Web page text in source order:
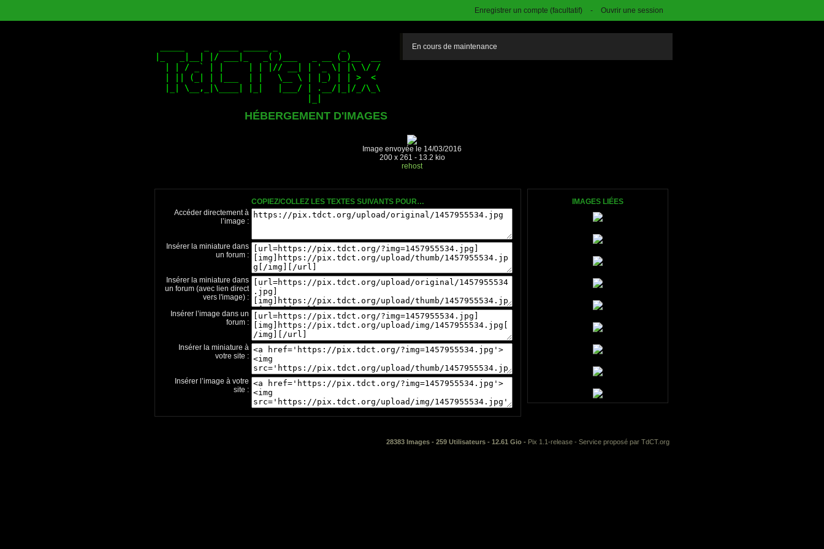
Enregistrer un compte (facultatif) - Ouvrir une session
HÉBERGEMENT D'IMAGES
En cours de maintenance
Image envoyée le 14/03/2016
200 x 261 - 13.2 kio
rehost
COPIEZ/COLLEZ LES TEXTES SUIVANTS POUR…
Accéder directement à
l’image :
Insérer la miniature dans
un forum :
Insérer la miniature dans
un forum (avec lien direct
vers l'image) :
Insérer l’image dans un
forum :
Insérer la miniature à
votre site :
Insérer l’image à votre
site :
IMAGES LIÉES
28383 Images - 259 Utilisateurs - 12.61 Gio - Pix 1.1-release - Service proposé par TdCT.org